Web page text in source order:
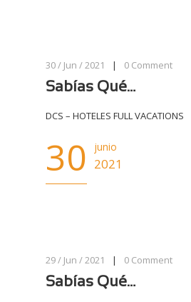
30 / Jun / 2021 | 0 Comment
Sabías Qué…
DCS – HOTELES FULL VACATIONS
30 junio
2021
29 / Jun / 2021 | 0 Comment
Sabías Qué…